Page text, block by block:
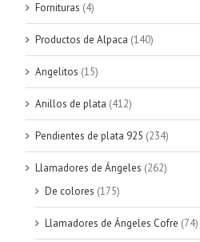
Fornituras (4)
Productos de Alpaca (140)
Angelitos (15)
Anillos de plata (412)
Pendientes de plata 925 (234)
Llamadores de Ángeles (262)
De colores (175)
Llamadores de Ángeles Cofre (74)